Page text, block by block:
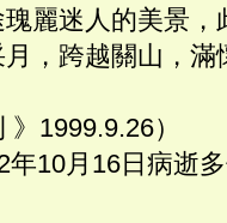
麗迷人的美景，
，跨越關山，滿
1999.9.26）
年10月16日病逝